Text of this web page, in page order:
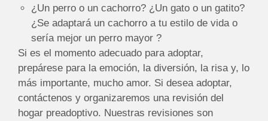
¿Un perro o un cachorro? ¿Un gato o un gatito?
¿Se adaptará un cachorro a tu estilo de vida o
sería mejor un perro mayor ?
Si es el momento adecuado para adoptar,
prepárese para la emoción, la diversión, la risa y, lo
más importante, mucho amor. Si desea adoptar,
contáctenos y organizaremos una revisión del
hogar preadoptivo. Nuestras revisiones son